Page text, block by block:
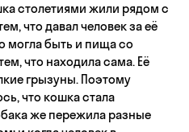
столетиями жили рядом с
что давал человек за её
могла быть и пища со
что находила сама. Её
грызуны. Поэтому
что кошка стала
же пережила разные